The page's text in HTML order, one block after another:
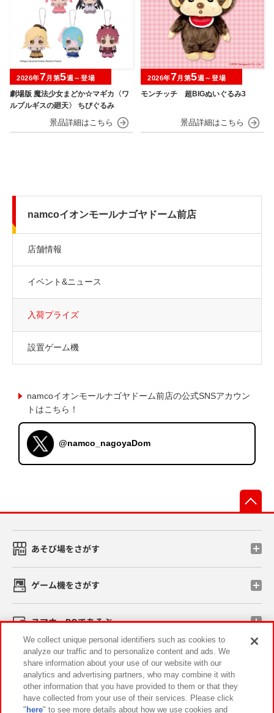
劇場版 魔法少女まどか☆マギカ〈ワ
ルプルギスの廻天〉 ちびぐるみ
2026年7月第5週～登場
モンチッチ 超BIGぬいぐるみ3
2026年7月第5週～登場
namcoイオンモールナゴヤドーム前店
店舗情報
イベント&ニュース
入荷プライズ
設置ゲーム機
namcoイオンモールナゴヤドーム前店の公式SNSアカウン
トはこちら！
@namco_nagoyaDom
あそび場をさがす
ゲーム機をさがす
スマホ・PCであそぶ
イベント・キャンペーン
We collect unique personal identifiers such as cookies to
analyze our traffic and to personalize content and ads. We
share information about your use of our website with our
analytics and advertising partners, who may combine it with
other information that you have provided to them or that they
have collected from your use of their services. Please click
" here" to see more details about how we use cookies and